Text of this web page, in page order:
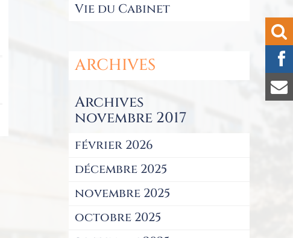
Vie du Cabinet
ARCHIVES
Archives
novembre 2017
février 2026
décembre 2025
novembre 2025
octobre 2025